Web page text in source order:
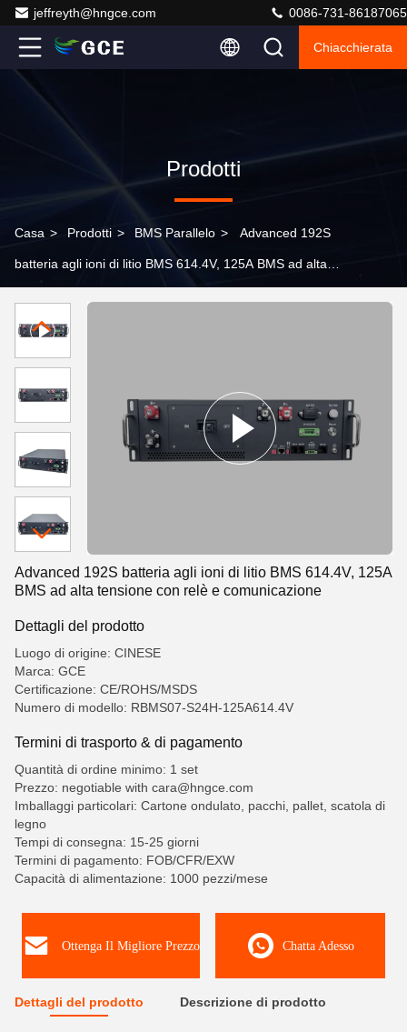
jeffreyth@hngce.com 0086-731-86187065
Chiacchierata
Prodotti
Casa > Prodotti > BMS Parallelo > Advanced 192S
batteria agli ioni di litio BMS 614.4V, 125A BMS ad alta
Advanced 192S batteria agli ioni di litio BMS 614.4V, 125A
BMS ad alta tensione con relè e comunicazione
Dettagli del prodotto
Luogo di origine: CINESE
Marca: GCE
Certificazione: CE/ROHS/MSDS
Numero di modello: RBMS07-S24H-125A614.4V
Termini di trasporto & di pagamento
Quantità di ordine minimo: 1 set
Prezzo: negotiable with cara@hngce.com
Imballaggi particolari: Cartone ondulato, pacchi, pallet, scatola di
legno
Tempi di consegna: 15-25 giorni
Termini di pagamento: FOB/CFR/EXW
Capacità di alimentazione: 1000 pezzi/mese
Ottenga Il Migliore Prezzo Chatta Adesso
Dettagli del prodotto Descrizione di prodotto